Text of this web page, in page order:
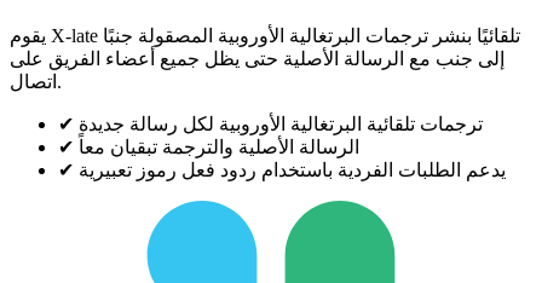
يقوم X-late تلقائيًا بنشر ترجمات البرتغالية الأوروبية المصقولة جنبًا
إلى جنب مع الرسالة الأصلية حتى يظل جميع أعضاء الفريق على
اتصال.
✔ ترجمات تلقائية البرتغالية الأوروبية لكل رسالة جديدة
✔ الرسالة الأصلية والترجمة تبقيان معاً
✔ يدعم الطلبات الفردية باستخدام ردود فعل رموز تعبيرية